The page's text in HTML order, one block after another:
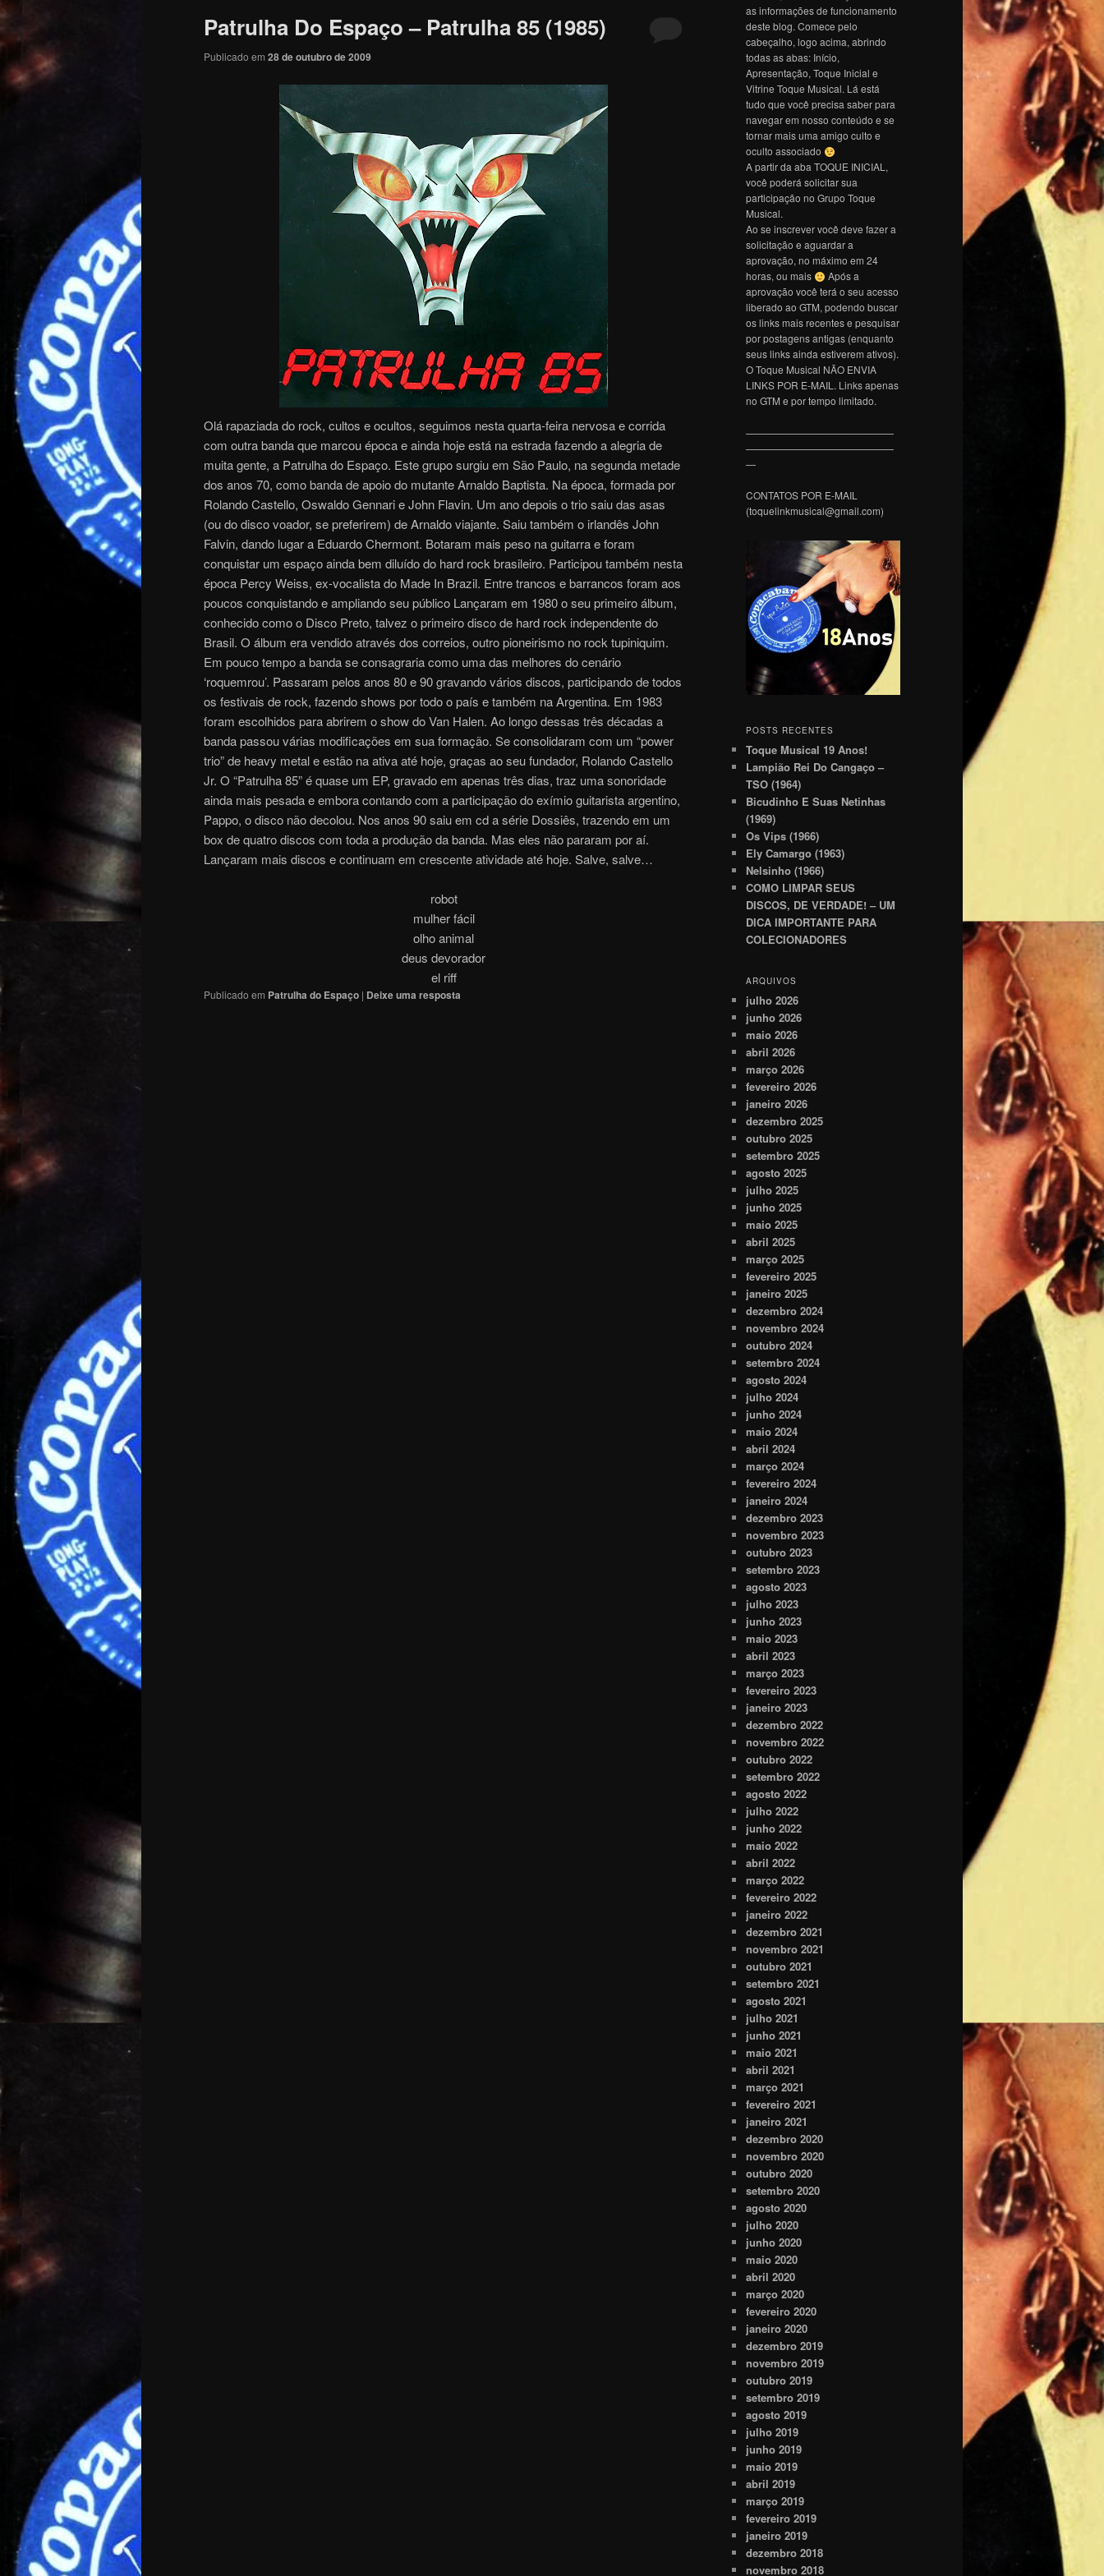
Patrulha Do Espaço – Patrulha 85 (1985)
Publicado em 28 de outubro de 2009
Olá rapaziada do rock, cultos e ocultos, seguimos nesta quarta-feira nervosa e corrida
com outra banda que marcou época e ainda hoje está na estrada fazendo a alegria de
muita gente, a Patrulha do Espaço. Este grupo surgiu em São Paulo, na segunda metade
dos anos 70, como banda de apoio do mutante Arnaldo Baptista. Na época, formada por
Rolando Castello, Oswaldo Gennari e John Flavin. Um ano depois o trio saiu das asas
(ou do disco voador, se preferirem) de Arnaldo viajante. Saiu também o irlandês John
Falvin, dando lugar a Eduardo Chermont. Botaram mais peso na guitarra e foram
conquistar um espaço ainda bem diluído do hard rock brasileiro. Participou também nesta
época Percy Weiss, ex-vocalista do Made In Brazil. Entre trancos e barrancos foram aos
poucos conquistando e ampliando seu público Lançaram em 1980 o seu primeiro álbum,
conhecido como o Disco Preto, talvez o primeiro disco de hard rock independente do
Brasil. O álbum era vendido através dos correios, outro pioneirismo no rock tupiniquim.
Em pouco tempo a banda se consagraria como uma das melhores do cenário
‘roquemrou’. Passaram pelos anos 80 e 90 gravando vários discos, participando de todos
os festivais de rock, fazendo shows por todo o país e também na Argentina. Em 1983
foram escolhidos para abrirem o show do Van Halen. Ao longo dessas três décadas a
banda passou várias modificações em sua formação. Se consolidaram com um “power
trio” de heavy metal e estão na ativa até hoje, graças ao seu fundador, Rolando Castello
Jr. O “Patrulha 85” é quase um EP, gravado em apenas três dias, traz uma sonoridade
ainda mais pesada e embora contando com a participação do exímio guitarista argentino,
Pappo, o disco não decolou. Nos anos 90 saiu em cd a série Dossiês, trazendo em um
box de quatro discos com toda a produção da banda. Mas eles não pararam por aí.
Lançaram mais discos e continuam em crescente atividade até hoje. Salve, salve…
robot
mulher fácil
olho animal
deus devorador
el riff
Publicado em Patrulha do Espaço | Deixe uma resposta
as informações de funcionamento
deste blog. Comece pelo
cabeçalho, logo acima, abrindo
todas as abas: Início,
Apresentação, Toque Inicial e
Vitrine Toque Musical. Lá está
tudo que você precisa saber para
navegar em nosso conteúdo e se
tornar mais uma amigo culto e
oculto associado
A partir da aba TOQUE INICIAL,
você poderá solicitar sua
participação no Grupo Toque
Musical.
Ao se inscrever você deve fazer a
solicitação e aguardar a
aprovação, no máximo em 24
horas, ou mais
Após a
aprovação você terá o seu acesso
liberado ao GTM, podendo buscar
os links mais recentes e pesquisar
por postagens antigas (enquanto
seus links ainda estiverem ativos).
O Toque Musical NÃO ENVIA
LINKS POR E-MAIL. Links apenas
no GTM e por tempo limitado.
———————————————
———————————————
—
CONTATOS POR E-MAIL
(toquelinkmusical@gmail.com)
POSTS RECENTES
Toque Musical 19 Anos!
Lampião Rei Do Cangaço –
TSO (1964)
Bicudinho E Suas Netinhas
(1969)
Os Vips (1966)
Ely Camargo (1963)
Nelsinho (1966)
COMO LIMPAR SEUS
DISCOS, DE VERDADE! – UM
DICA IMPORTANTE PARA
COLECIONADORES
ARQUIVOS
julho 2026
junho 2026
maio 2026
abril 2026
março 2026
fevereiro 2026
janeiro 2026
dezembro 2025
outubro 2025
setembro 2025
agosto 2025
julho 2025
junho 2025
maio 2025
abril 2025
março 2025
fevereiro 2025
janeiro 2025
dezembro 2024
novembro 2024
outubro 2024
setembro 2024
agosto 2024
julho 2024
junho 2024
maio 2024
abril 2024
março 2024
fevereiro 2024
janeiro 2024
dezembro 2023
novembro 2023
outubro 2023
setembro 2023
agosto 2023
julho 2023
junho 2023
maio 2023
abril 2023
março 2023
fevereiro 2023
janeiro 2023
dezembro 2022
novembro 2022
outubro 2022
setembro 2022
agosto 2022
julho 2022
junho 2022
maio 2022
abril 2022
março 2022
fevereiro 2022
janeiro 2022
dezembro 2021
novembro 2021
outubro 2021
setembro 2021
agosto 2021
julho 2021
junho 2021
maio 2021
abril 2021
março 2021
fevereiro 2021
janeiro 2021
dezembro 2020
novembro 2020
outubro 2020
setembro 2020
agosto 2020
julho 2020
junho 2020
maio 2020
abril 2020
março 2020
fevereiro 2020
janeiro 2020
dezembro 2019
novembro 2019
outubro 2019
setembro 2019
agosto 2019
julho 2019
junho 2019
maio 2019
abril 2019
março 2019
fevereiro 2019
janeiro 2019
dezembro 2018
novembro 2018